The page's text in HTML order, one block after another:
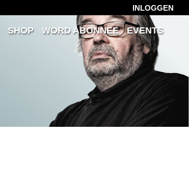
INLOGGEN
SHOP WORD ABONNEE
EVENTS